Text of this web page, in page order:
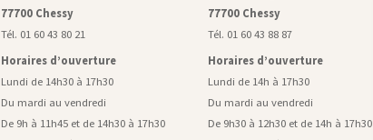
77700 Chessy
Tél. 01 60 43 80 21
Horaires d’ouverture
Lundi de 14h30 à 17h30
Du mardi au vendredi
De 9h à 11h45 et de 14h30 à 17h30
77700 Chessy
Tél. 01 60 43 88 87
Horaires d’ouverture
Lundi de 14h à 17h30
Du mardi au vendredi
De 9h30 à 12h30 et de 14h à 17h30